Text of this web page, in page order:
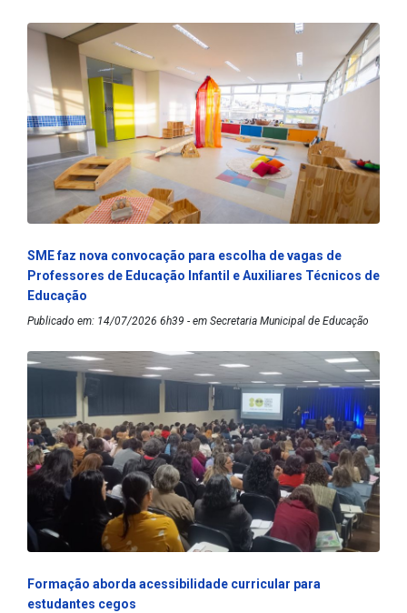
SME faz nova convocação para escolha de vagas de
Professores de Educação Infantil e Auxiliares Técnicos de
Educação
Publicado em: 14/07/2026 6h39 - em Secretaria Municipal de Educação
Formação aborda acessibilidade curricular para
estudantes cegos